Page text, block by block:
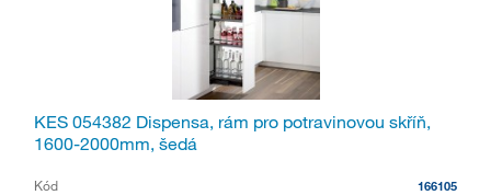
KES 054382 Dispensa, rám pro potravinovou skříň,
1600-2000mm, šedá
Kód 166105